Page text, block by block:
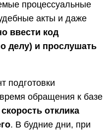
процессуальные
акты и даже
ввести код
делу) и прослушать
подготовки
обращения к базе
скорость отклика
. В будние дни, при